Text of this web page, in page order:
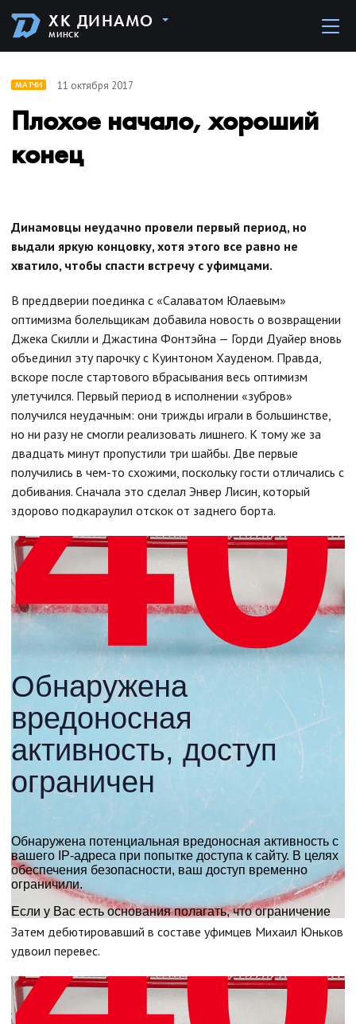
ХК ДИНАМО
МИНСК
МАТЧИ 11 октября 2017
Плохое начало, хороший
конец
Динамовцы неудачно провели первый период, но
выдали яркую концовку, хотя этого все равно не
хватило, чтобы спасти встречу с уфимцами.
В преддверии поединка с «Салаватом Юлаевым»
оптимизма болельщикам добавила новость о возвращении
Джека Скилли и Джастина Фонтэйна — Горди Дуайер вновь
объединил эту парочку с Куинтоном Хауденом. Правда,
вскоре после стартового вбрасывания весь оптимизм
улетучился. Первый период в исполнении «зубров»
получился неудачным: они трижды играли в большинстве,
но ни разу не смогли реализовать лишнего. К тому же за
двадцать минут пропустили три шайбы. Две первые
получились в чем-то схожими, поскольку гости отличались с
добивания. Сначала это сделал Энвер Лисин, который
здорово подкараулил отскок от заднего борта.
Затем дебютировавший в составе уфимцев Михаил Юньков
удвоил перевес.